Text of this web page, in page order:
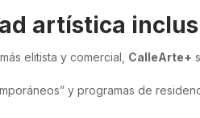
artística
elitista y comercial, CalleArte+
y programas de